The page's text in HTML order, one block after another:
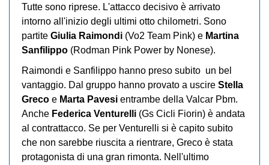
Tutte sono riprese. L'attacco decisivo è arrivato
intorno all'inizio degli ultimi otto chilometri. Sono
partite Giulia Raimondi (Vo2 Team Pink) e Martina
Sanfilippo (Rodman Pink Power by Nonese).
Raimondi e Sanfilippo hanno preso subito un bel
vantaggio. Dal gruppo hanno provato a uscire Stella
Greco e Marta Pavesi entrambe della Valcar Pbm.
Anche Federica Venturelli (Gs Cicli Fiorin) è andata
al contrattacco. Se per Venturelli si è capito subito
che non sarebbe riuscita a rientrare, Greco è stata
protagonista di una gran rimonta. Nell'ultimo